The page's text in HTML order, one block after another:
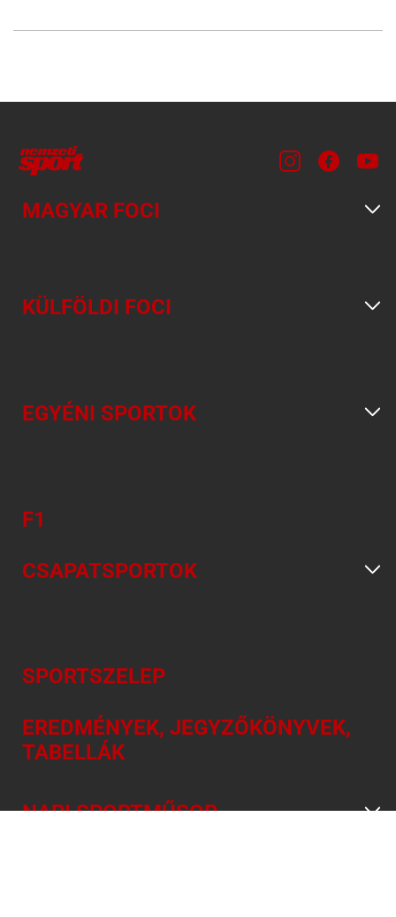
MAGYAR FOCI
KÜLFÖLDI FOCI
EGYÉNI SPORTOK
F1
CSAPATSPORTOK
SPORTSZELEP
EREDMÉNYEK, JEGYZŐKÖNYVEK,
TABELLÁK
NAPI SPORTMŰSOR